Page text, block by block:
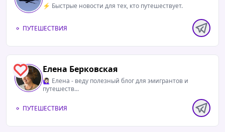
⚡️ Быстрые новости для тех, кто путешествует.
ПУТЕШЕСТВИЯ
1 Елена Берковская
🙋🏻‍♀ Елена - веду полезный блог для эмигрантов и
путешеств...
ПУТЕШЕСТВИЯ